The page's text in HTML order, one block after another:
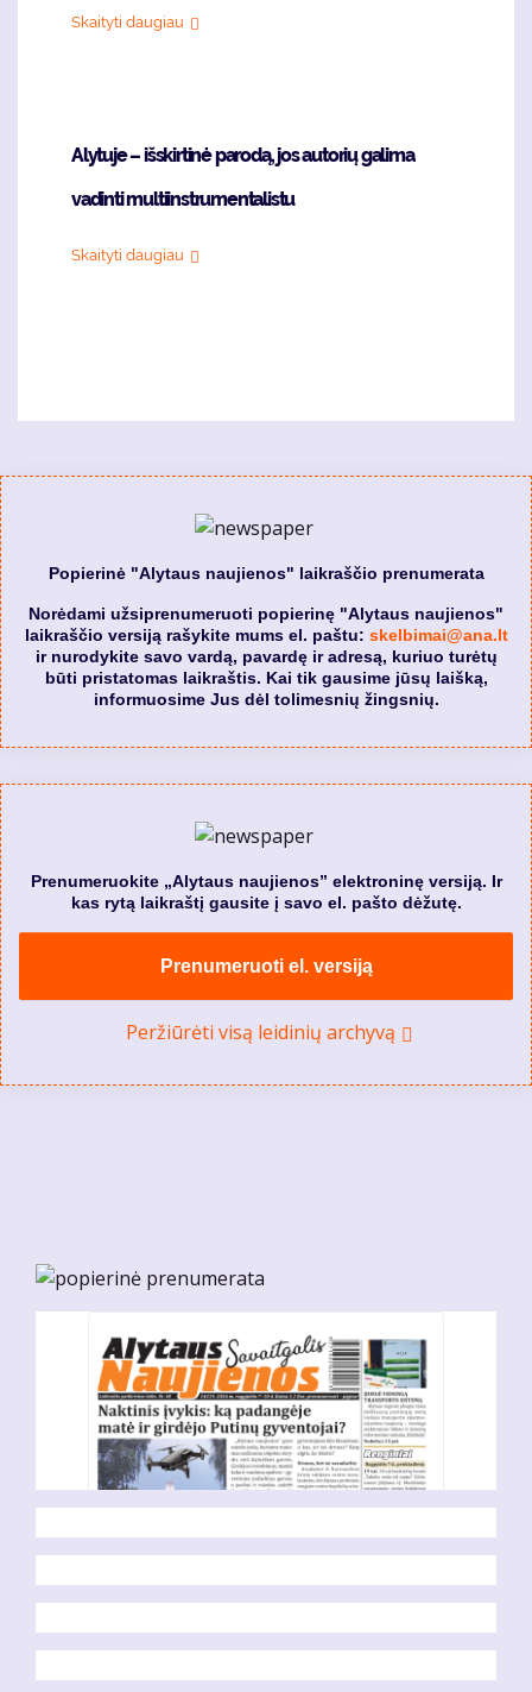
Skaityti daugiau
Alytuje – išskirtinė parodą, jos autorių galima
vadinti multiinstrumentalistu
Skaityti daugiau
Popierinė "Alytaus naujienos" laikraščio prenumerata
Norėdami užsiprenumeruoti popierinę "Alytaus naujienos"
laikraščio versiją rašykite mums el. paštu: skelbimai@ana.lt
ir nurodykite savo vardą, pavardę ir adresą, kuriuo turėtų
būti pristatomas laikraštis. Kai tik gausime jūsų laišką,
informuosime Jus dėl tolimesnių žingsnių.
Prenumeruokite „Alytaus naujienos” elektroninę versiją. Ir
kas rytą laikraštį gausite į savo el. pašto dėžutę.
Prenumeruoti el. versiją
Peržiūrėti visą leidinių archyvą